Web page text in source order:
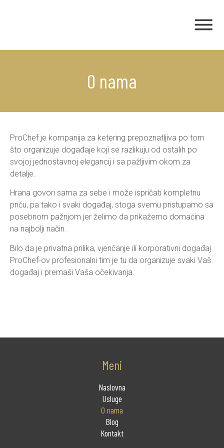
O nama
ProChef je kompanija za ketering prepoznatljiva po tom
što organizuje događaje koji se razlikuju od ostalih po
svojoj jednostavnoj elegancij i sa pažljivim okom za
detalje.
Hrana govori sama za sebe i može ispričati kompletnu
priču, pa tako i svaki događaj, stoga svemu pristupamo sa
posebnom pažnjom jer želimo da prikažemo domaćina
na najbolji način.
Bilo da je privatna prilika, vjenčanje ili korporativni događaj
ProChef-ov profesionalni tim je tu da organizuje svaki Vaš
događaj i premaši Vaša očekivanja.
Meni
Naslovna
Usluge
O nama
Blog
Kontakt